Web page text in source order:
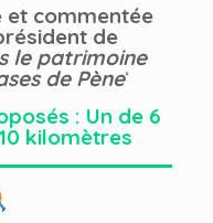
et commentée
de
le patrimoine
de Pène‘
: Un de 6
kilomètres